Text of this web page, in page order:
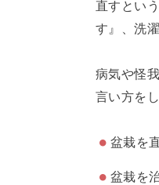
直すとい
す』、洗
病気や怪
言い方をし
盆栽を
盆栽を